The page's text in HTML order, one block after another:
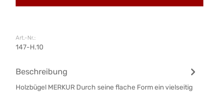
Art.-Nr.:
147-H.10
Beschreibung
Holzbügel MERKUR Durch seine flache Form ein vielseitig